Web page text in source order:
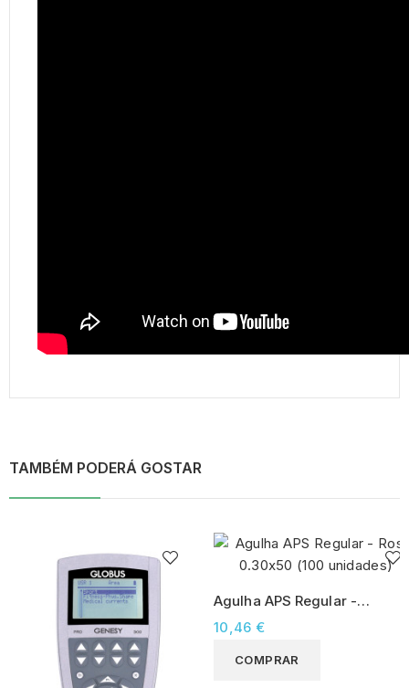
TAMBÉM PODERÁ GOSTAR
Agulha APS Regular -
Rosa 0.30x50 (100
10,46 €
COMPRAR